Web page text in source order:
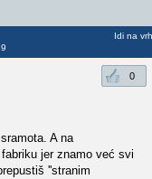
Idi na vrh
0
A na
jer znamo već svi
''stranim